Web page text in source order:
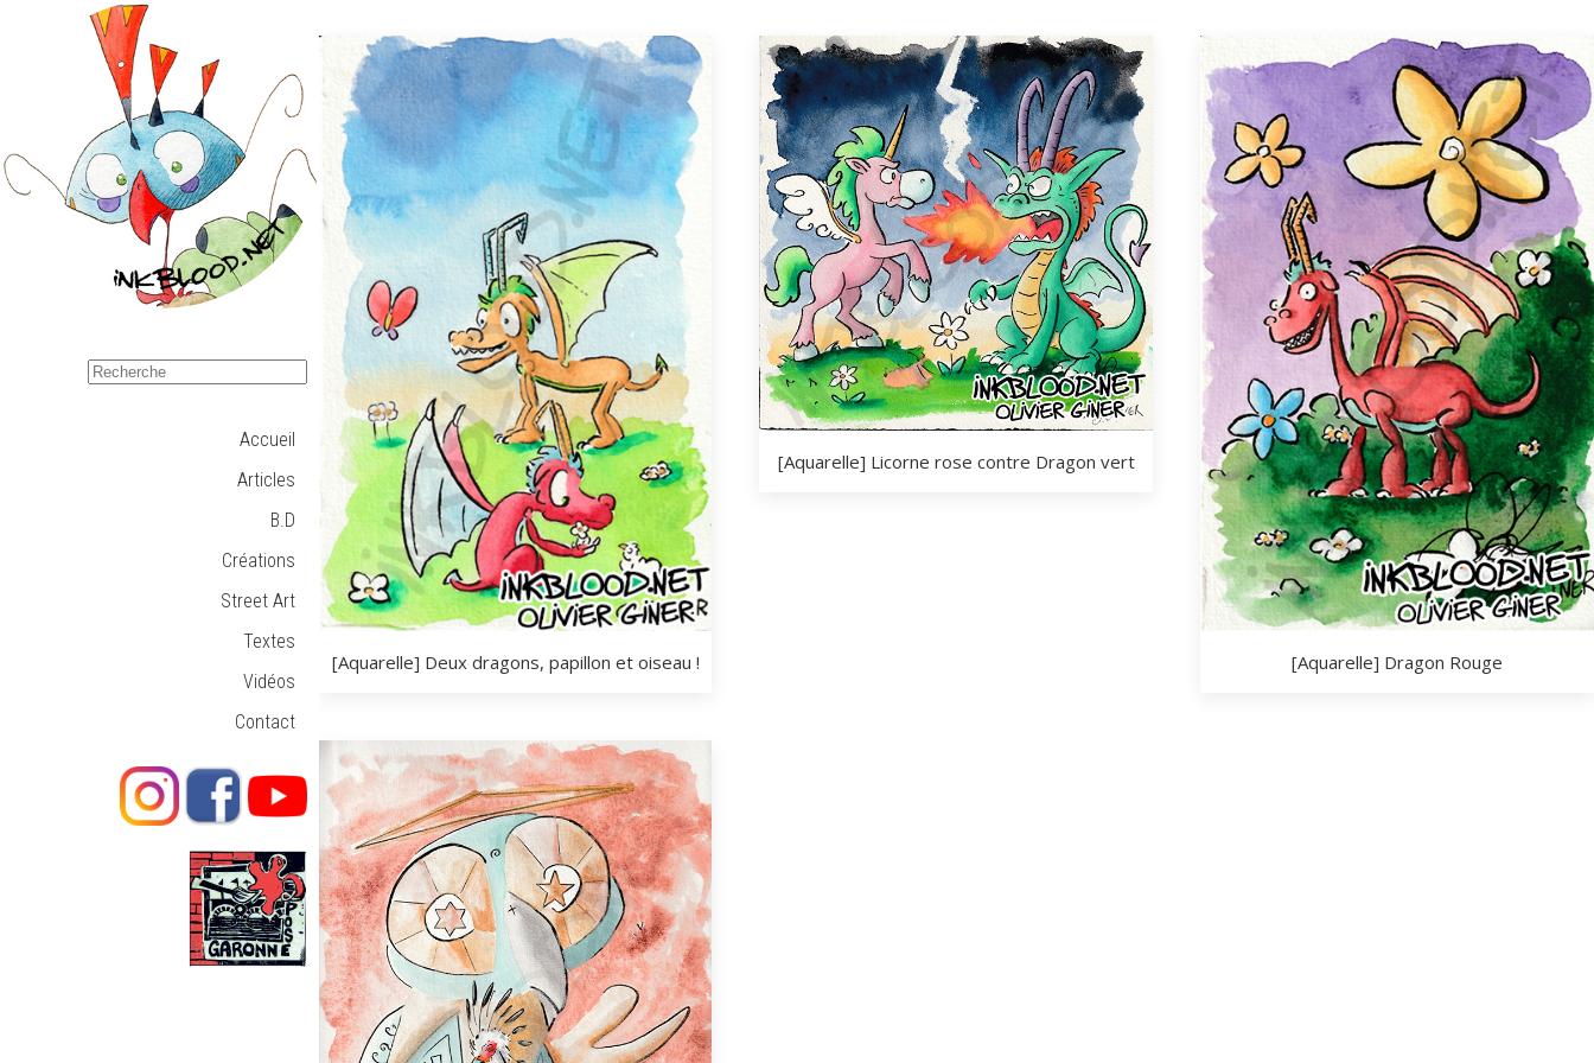
Accueil
Articles
B.D
Créations
Street Art
Textes
Vidéos
Contact
[Aquarelle] Deux dragons, papillon et oiseau !
[Aquarelle] Licorne rose contre Dragon vert
[Aquarelle] Dragon Rouge